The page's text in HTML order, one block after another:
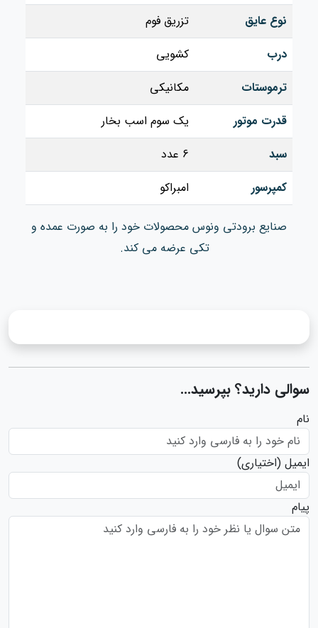
نوع عایق
تزریق فوم
درب
کشویی
ترموستات
مکانیکی
قدرت موتور
یک سوم اسب بخار
سبد
6 عدد
کمپرسور
امبراکو
صنایع برودتی ونوس محصولات خود را به صورت عمده و
تکی عرضه می کند.
سوالی دارید؟ بپرسید...
نام
ایمیل (اختیاری)
پیام